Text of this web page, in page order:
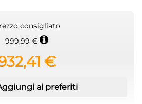
consigliato
999,99 €
€
ai preferiti